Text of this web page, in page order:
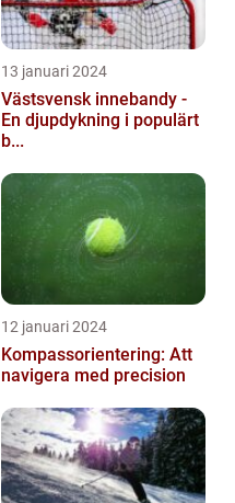
13 januari 2024
Västsvensk innebandy -
En djupdykning i populärt
b...
12 januari 2024
Kompassorientering: Att
navigera med precision